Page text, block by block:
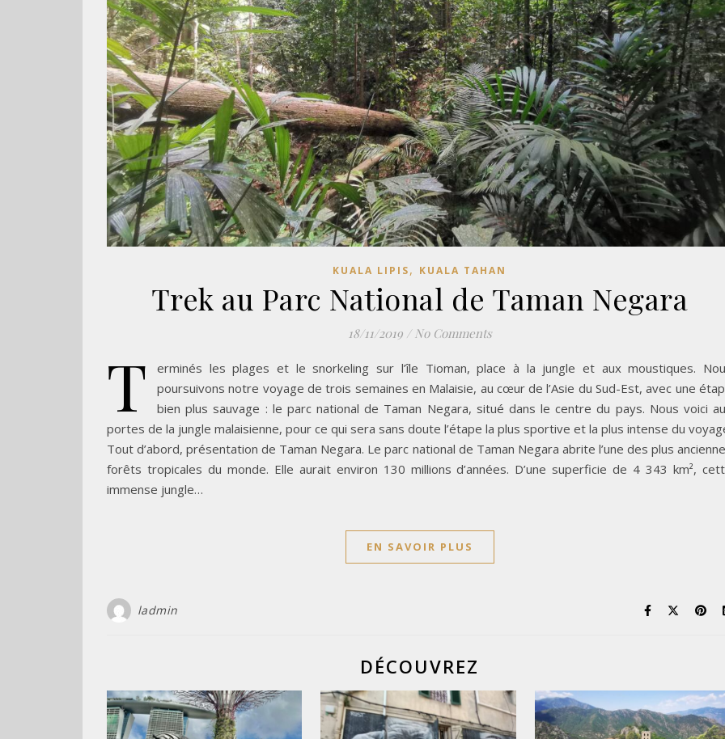
KUALA LIPIS, KUALA TAHAN
Trek au Parc National de Taman Negara
18/11/2019 / No Comments
T
erminés les plages et le snorkeling sur l’île Tioman, place à la jungle et aux moustiques.
poursuivons notre voyage de trois semaines en Malaisie, au cœur de l’Asie du Sud-Est, avec une
bien plus sauvage : le parc national de Taman Negara, situé dans le centre du pays. Nous voici
portes de la jungle malaisienne, pour ce qui sera sans doute l’étape la plus sportive et la plus intense du
Tout d’abord, présentation de Taman Negara. Le parc national de Taman Negara abrite l’une des plus
forêts tropicales du monde. Elle aurait environ 130 millions d’années. D’une superficie de 4 343 km²,
immense jungle…
EN SAVOIR PLUS
ladmin
DÉCOUVREZ